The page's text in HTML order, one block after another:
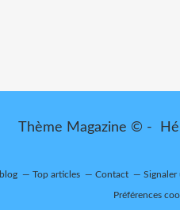
Thème Magazine © -
Top articles Contact Signaler
Préférences